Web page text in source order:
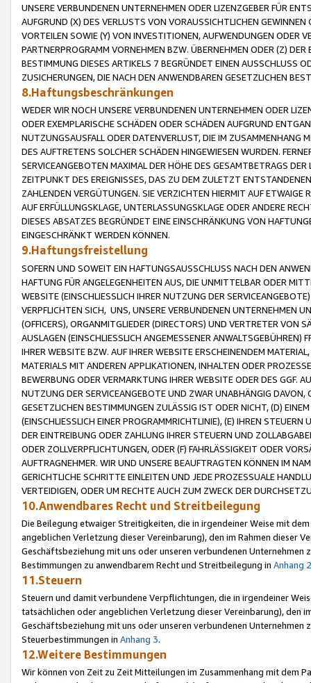
UNSERE VERBUNDENEN UNTERNEHMEN ODER LIZENZGEBER FÜR
AUFGRUND (X) DES VERLUSTS VON VORAUSSICHTLICHEN
VORTEILEN SOWIE (Y) VON INVESTITIONEN, AUFWENDUNGEN ODER
PARTNERPROGRAMM VORNEHMEN BZW. ÜBERNEHMEN ODER (Z)
BESTIMMUNG DIESES ARTIKELS 7 BEGRÜNDET EINEN AUSSCHLUSS
ZUSICHERUNGEN, DIE NACH DEN ANWENDBAREN GESETZLICHEN
8.Haftungsbeschränkungen
WEDER WIR NOCH UNSERE VERBUNDENEN UNTERNEHMEN ODER
ODER EXEMPLARISCHE SCHÄDEN ODER SCHÄDEN AUFGRUND
NUTZUNGSAUSFALL ODER DATENVERLUST, DIE IM ZUSAMMENHANG
DES AUFTRETENS SOLCHER SCHÄDEN HINGEWIESEN WURDEN.
SERVICEANGEBOTEN MAXIMAL DER HÖHE DES GESAMTBETRAGS
ZEITPUNKT DES EREIGNISSES, DAS ZU DEM ZULETZT
ZAHLENDEN VERGÜTUNGEN. SIE VERZICHTEN HIERMIT AUF
AUF ERFÜLLUNGSKLAGE, UNTERLASSUNGSKLAGE ODER ANDERE
DIESES ABSATZES BEGRÜNDET EINE EINSCHRÄNKUNG VON
EINGESCHRÄNKT WERDEN KÖNNEN.
9.Haftungsfreistellung
SOFERN UND SOWEIT EIN HAFTUNGSAUSSCHLUSS NACH DEN
HAFTUNG FÜR ANGELEGENHEITEN AUS, DIE UNMITTELBAR ODER
WEBSITE (EINSCHLIESSLICH IHRER NUTZUNG DER
VERPFLICHTEN SICH, UNS, UNSERE VERBUNDENEN UNTERNEHMEN
(OFFICERS), ORGANMITGLIEDER (DIRECTORS) UND VERTRETER VON
AUSLAGEN (EINSCHLIESSLICH ANGEMESSENER
IHRER WEBSITE BZW. AUF IHRER WEBSITE ERSCHEINENDEM
MATERIALS MIT ANDEREN APPLIKATIONEN, INHALTEN ODER
BEWERBUNG ODER VERMARKTUNG IHRER WEBSITE ODER DES GGF.
NUTZUNG DER SERVICEANGEBOTE UND ZWAR UNABHÄNGIG
GESETZLICHEN BESTIMMUNGEN ZULÄSSIG IST ODER NICHT, (D)
(EINSCHLIESSLICH EINER PROGRAMMRICHTLINIE), (E) IHREN
DER EINTREIBUNG ODER ZAHLUNG IHRER STEUERN UND
ODER ZOLLVERPFLICHTUNGEN, ODER (F) FAHRLÄSSIGKEIT ODER
AUFTRAGNEHMER. WIR UND UNSERE BEAUFTRAGTEN KÖNNEN IM
GERICHTLICHE SCHRITTE EINLEITEN UND JEDE PROZESSUALE
VERTEIDIGEN, ODER UM RECHTE AUCH ZUM ZWECK DER
10.Anwendbares Recht und Streitbeilegung
Die Beilegung etwaiger Streitigkeiten, die in irgendeiner Weise mit
angeblichen Verletzung dieser Vereinbarung), den im Rahmen dieser
Geschäftsbeziehung mit uns oder unseren verbundenen
Bestimmungen zu anwendbarem Recht und Streitbeilegung in Anhang 2
11.Steuern
Steuern und damit verbundene Verpflichtungen, die in irgendeiner
tatsächlichen oder angeblichen Verletzung dieser Vereinbarung), den
Geschäftsbeziehung mit uns oder unseren verbundenen
Steuerbestimmungen in Anhang 3.
12.Weitere Bestimmungen
Wir können von Zeit zu Zeit Mitteilungen im Zusammenhang mit dem